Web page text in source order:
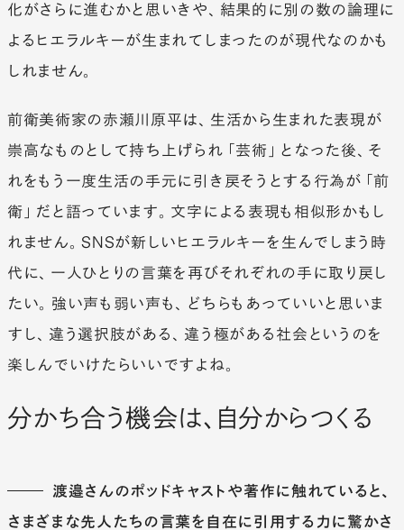
化がさらに進むかと思いきや、結果的に別の数の論理に
よるヒエラルキーが生まれてしまったのが現代なのかも
しれません。
前衛美術家の赤瀬川原平は、生活から生まれた表現が
崇高なものとして持ち上げられ「芸術」となった後、そ
れをもう一度生活の手元に引き戻そうとする行為が「前
衛」だと語っています。文字による表現も相似形かもし
れません。SNSが新しいヒエラルキーを生んでしまう時
代に、一人ひとりの言葉を再びそれぞれの手に取り戻し
たい。強い声も弱い声も、どちらもあっていいと思いま
すし、違う選択肢がある、違う極がある社会というのを
楽しんでいけたらいいですよね。
分かち合う機会は、自分からつくる
渡邉さんのポッドキャストや著作に触れていると、
さまざまな先人たちの言葉を自在に引用する力に驚かさ